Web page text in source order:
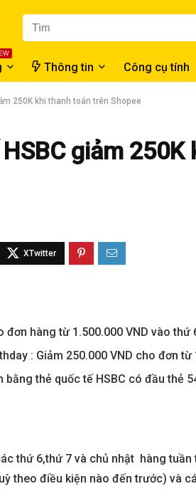
Thông tin Công cụ tính
250K khi thanh toán trên Shopee
giảm
đơn hàng từ 1.500.000 VND vào
: Giảm 250.000 VND cho đơn
thẻ quốc tế HSBC có đầu thẻ
thứ 6,thứ 7 và chủ nhật hàng
theo điều kiện nào đến trước) và